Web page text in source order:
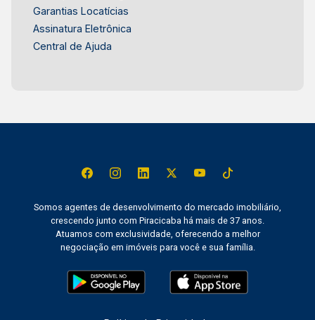
Garantias Locatícias
Assinatura Eletrônica
Central de Ajuda
Somos agentes de desenvolvimento do mercado imobiliário,
crescendo junto com Piracicaba há mais de 37 anos.
Atuamos com exclusividade, oferecendo a melhor
negociação em imóveis para você e sua família.